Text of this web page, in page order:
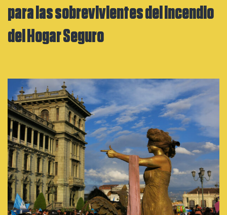
para las sobrevivientes del incendio
del Hogar Seguro